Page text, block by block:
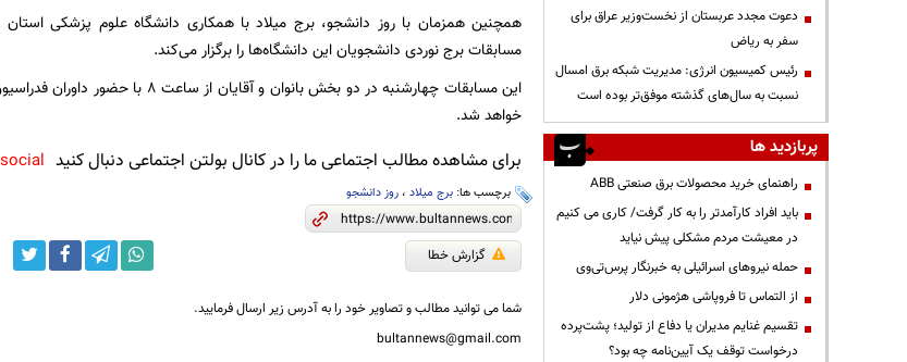
همچنین همزمان با روز دانشجو، برج میلاد با همکاری دانشگاه علوم پزشکی
مسابقات برج نوردی دانشجویان این دانشگاه‌ها را برگزار می‌کند.
این مسابقات چهارشنبه در دو بخش
خواهد شد.
برای مشاهده مطالب اجتماعی ما را در کانال بولتن اجتماعی دنبال کنید
برچسب ها: برج میلاد، روز دانشجو
گزارش خطا
شما می توانید مطالب و تصاویر خود را به آدرس زیر ارسال فرمایید.
bultannews@gmail.com
دعوت مجدد عربستان از نخست‌وزیر عراق برای
سفر به ریاض
رئیس کمیسیون انرژی: مدیریت شبکه برق امسال
نسبت به سال‌های گذشته موفق‌تر بوده است
پربازدید ها
راهنمای خرید محصولات برق صنعتی ABB
باید افراد کارآمدتر را به کار گرفت/ کاری می کنیم
در معیشت مردم مشکلی پیش نیاید
حمله نیروهای اسرائیلی به خبرنگار پرس‌تی‌وی
از التماس تا فروپاشی هژمونی دلار
تقسیم غنایم مدیران یا دفاع از تولید؛ پشت‌پرده
درخواست توقف یک آیین‌نامه چه بود؟